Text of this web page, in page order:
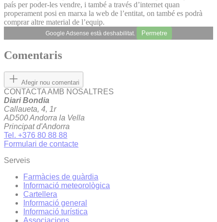
país per poder-les vendre, i també a través d’internet quan
properament posi en marxa la web de l’entitat, on també es podrà
comprar altre material de l’equip.
Google Adsense està deshabilitat. Permetre
Comentaris
Afegir nou comentari
CONTACTA AMB NOSALTRES
Diari Bondia
Callaueta, 4, 1r
AD500 Andorra la Vella
Principat d'Andorra
Tel. +376 80 88 88
Formulari de contacte
Serveis
Farmàcies de guàrdia
Informació meteorològica
Cartellera
Informació general
Informació turística